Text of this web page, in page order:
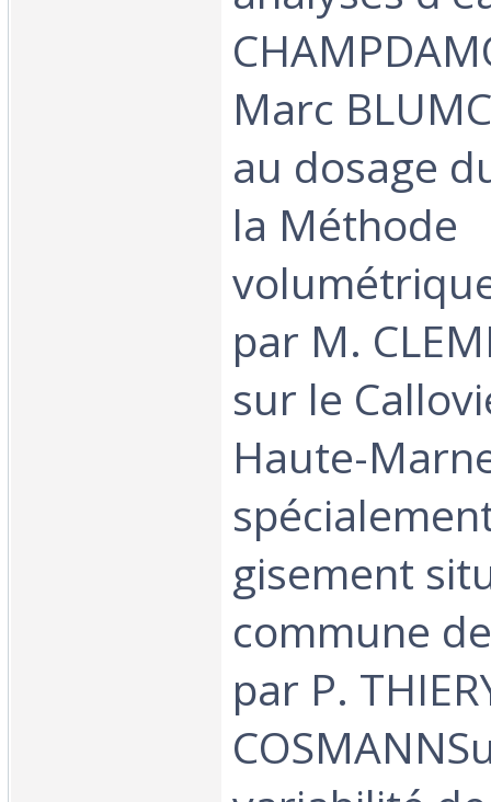
Marc
au dosage
la Méthode
par M.
sur le
Haute-
gisement
commune
par P.